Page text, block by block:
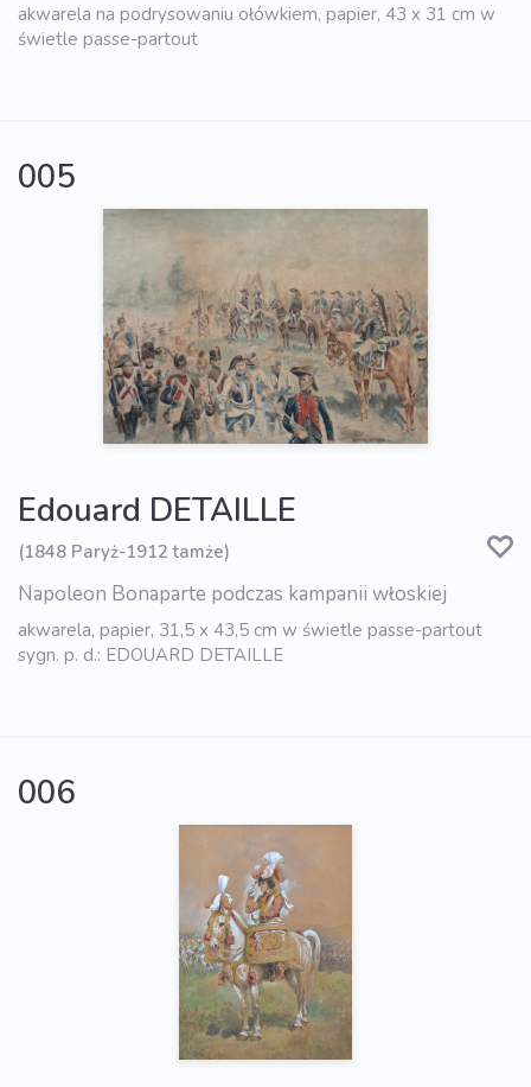
akwarela na podrysowaniu ołówkiem, papier, 43 x 31 cm w
świetle passe-partout
005
Edouard DETAILLE
(1848 Paryż-1912 tamże)
Napoleon Bonaparte podczas kampanii włoskiej
akwarela, papier, 31,5 x 43,5 cm w świetle passe-partout
sygn. p. d.: EDOUARD DETAILLE
006